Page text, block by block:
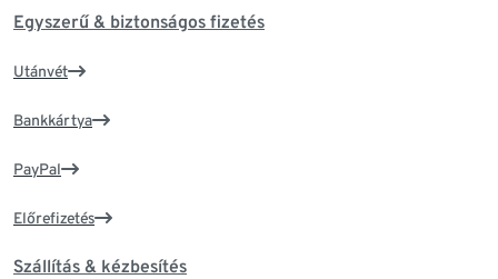
Egyszerű & biztonságos fizetés
Utánvét
Bankkártya
PayPal
Előrefizetés
Szállítás & kézbesítés